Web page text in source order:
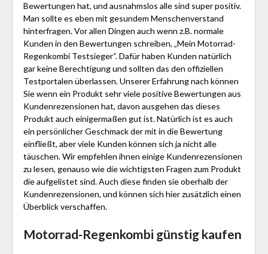
Bewertungen hat, und ausnahmslos alle sind super positiv.
Man sollte es eben mit gesundem Menschenverstand
hinterfragen. Vor allen Dingen auch wenn z.B. normale
Kunden in den Bewertungen schreiben, „Mein Motorrad-
Regen­kombi Testsieger“. Dafür haben Kunden natürlich
gar keine Berechtigung und sollten das den offiziellen
Testportalen überlassen. Unserer Erfahrung nach können
Sie wenn ein Produkt sehr viele positive Bewertungen aus
Kundenrezensionen hat, davon ausgehen das dieses
Produkt auch einigermaßen gut ist. Natürlich ist es auch
ein persönlicher Geschmack der mit in die Bewertung
einfließt, aber viele Kunden können sich ja nicht alle
täuschen. Wir empfehlen ihnen einige Kundenrezensionen
zu lesen, genauso wie die wichtigsten Fragen zum Produkt
die aufgelistet sind. Auch diese finden sie oberhalb der
Kundenrezensionen, und können sich hier zusätzlich einen
Überblick verschaffen.
Motorrad-Regen­kombi günstig kaufen